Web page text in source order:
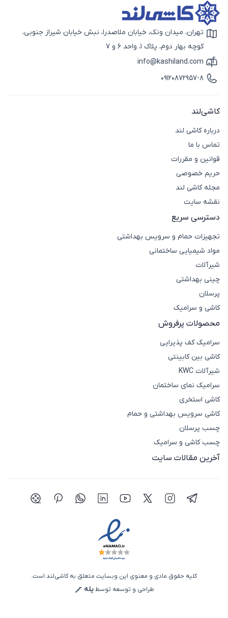
آیکون نقشه
تهران، میدان ونک، خیابان ملاصدرا، نبش خیابان شیراز جنوبی،
کوچه بهار دوم، پلاک 1، واحد 6 و 7
آیکون ایمیل
info@kashiland.com
آیکون تماس
09120872957-8
کاشی‌لند
درباره کاشی لند
تماس با ما
قوانین و مقررات
حریم خصوصی
مجله کاشی لند
نقشه سایت
دسترسی سریع
تجهیزات حمام و سرویس بهداشتی
مواد شیمیایی ساختمانی
شیرآلات
چینی بهداشتی
پرسلان
کاشی و سرامیک
محصولات پرفروش
سرامیک کف پذیرایی
کاشی بین کابینتی
شیرآلات KWC
سرامیک نمای ساختمان
کاشی استخری
کاشی سرویس بهداشتی و حمام
چسب پرسلان
چسب کاشی و سرامیک
آخرین مقالات سایت
کلیه حقوق مادی و معنوی این وبسایت متعلق به کاشی‌لند است.
طراحی و توسعه توسطپله
شبکه اجتماعی تلگرام
شبکه اجتماعی اینستاگرام
شبکه اجتماعی توییتر(ایکس)
شبکه اجتماعی یوتیوب
شبکه اجتماعی لینکدین
شبکه اجتماعی واتساپ
شبکه اجتماعی
شبکه